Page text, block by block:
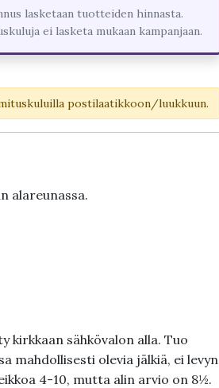
lasketaan tuotteiden hinnasta.
ei lasketa mukaan kampanjaan.
postilaatikkoon/luukkuun.
alareunassa.
kirkkaan sähkövalon alla. Tuo
mahdollisesti olevia jälkiä, ei levyn
4-10, mutta alin arvio on 8½.